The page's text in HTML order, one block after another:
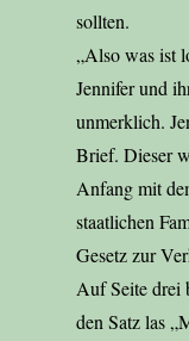
sollten.
„Also was ist
Jennifer und
unmerklich.
Brief. Dieser
Anfang mit
staatlichen
Gesetz zur
Auf Seite drei
den Satz las